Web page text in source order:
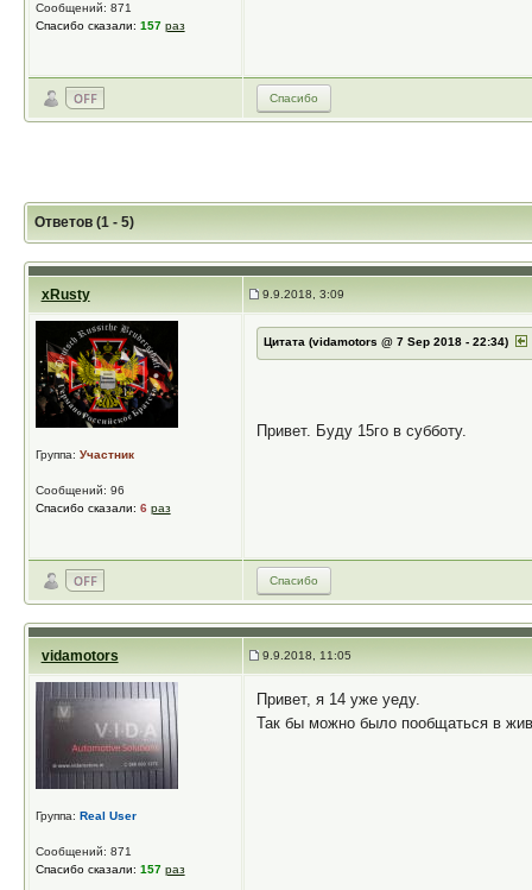
Сообщений: 871
Спасибо сказали: 157 раз
Спасибо
Ответов (1 - 5)
xRusty 9.9.2018, 3:09
Группа: Участник
Сообщений: 96
Спасибо сказали: 6 раз
Цитата (vidamotors @ 7 Sep 2018 - 22:34)
Привет. Буду 15го в субботу.
Спасибо
vidamotors 9.9.2018, 11:05
Группа: Real User
Сообщений: 871
Спасибо сказали: 157 раз
Привет, я 14 уже уеду.
Так бы можно было пообщаться в